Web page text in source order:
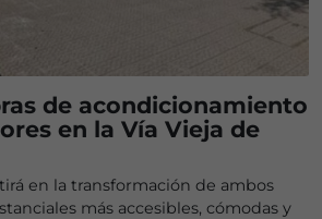
de acondicionamiento
en la Vía Vieja de
en la transformación de ambos
más accesibles, cómodas y